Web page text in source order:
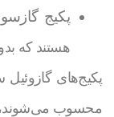
پکیج
هستند که
پکیج‌های
محسوب می‌شوند،